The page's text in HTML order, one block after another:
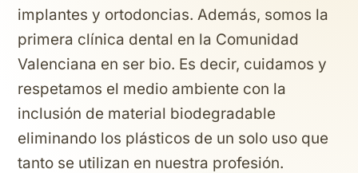
implantes y ortodoncias. Además, somos la
primera clínica dental en la Comunidad
Valenciana en ser bio. Es decir, cuidamos y
respetamos el medio ambiente con la
inclusión de material biodegradable
eliminando los plásticos de un solo uso que
tanto se utilizan en nuestra profesión.